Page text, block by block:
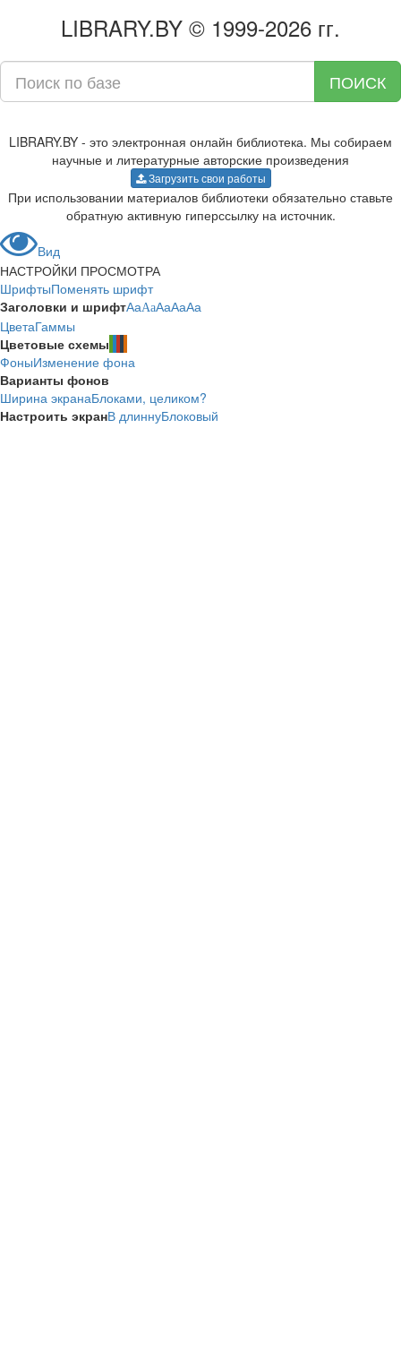
LIBRARY.BY © 1999-2026 гг.
ПОИСК
LIBRARY.BY - это электронная онлайн библиотека. Мы собираем
научные и литературные авторские произведения
Загрузить свои работы
При использовании материалов библиотеки обязательно ставьте
обратную активную гиперссылку на источник.
Вид
НАСТРОЙКИ ПРОСМОТРА
ШрифтыПоменять шрифт
Заголовки и шрифтAaAaAaAaAa
ЦветаГаммы
Цветовые схемы
ФоныИзменение фона
Варианты фонов
Ширина экранаБлоками, целиком?
Настроить экранВ длиннуБлоковый